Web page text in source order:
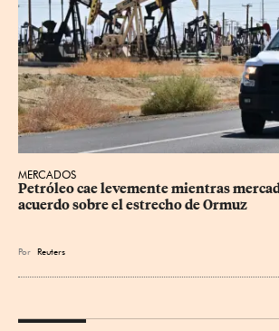
MERCADOS
Petróleo cae levemente mientras
acuerdo sobre el estrecho de Ormuz
Por Reuters